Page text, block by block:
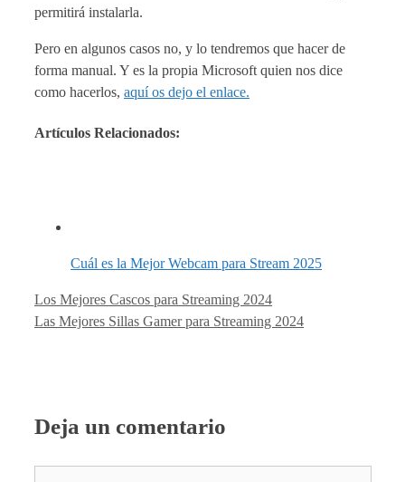
permitirá instalarla.
Pero en algunos casos no, y lo tendremos que hacer de
forma manual. Y es la propia Microsoft quien nos dice
como hacerlos, aquí os dejo el enlace.
Artículos Relacionados:
Cuál es la Mejor Webcam para Stream 2025
Los Mejores Cascos para Streaming 2024
Las Mejores Sillas Gamer para Streaming 2024
Deja un comentario